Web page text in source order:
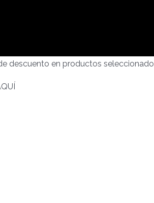
descuento en productos